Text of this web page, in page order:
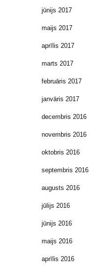
jūnijs 2017
maijs 2017
aprīlis 2017
marts 2017
februāris 2017
janvāris 2017
decembris 2016
novembris 2016
oktobris 2016
septembris 2016
augusts 2016
jūlijs 2016
jūnijs 2016
maijs 2016
aprīlis 2016